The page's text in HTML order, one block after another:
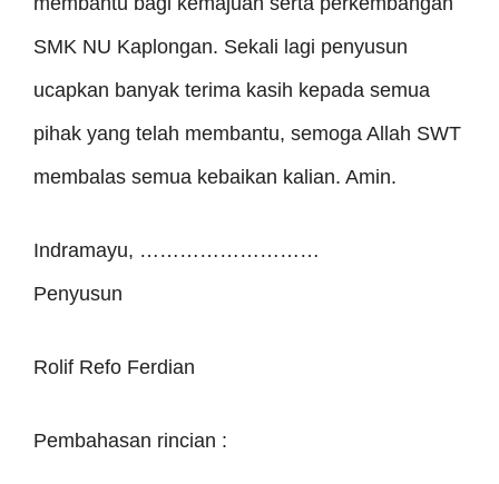
SMK NU Kaplongan. Sekali lagi penyusun
ucapkan banyak terima kasih kepada semua
pihak yang telah membantu, semoga Allah SWT
membalas semua kebaikan kalian. Amin.
Indramayu, ………………………
Penyusun
Rolif Refo Ferdian
Pembahasan rincian :